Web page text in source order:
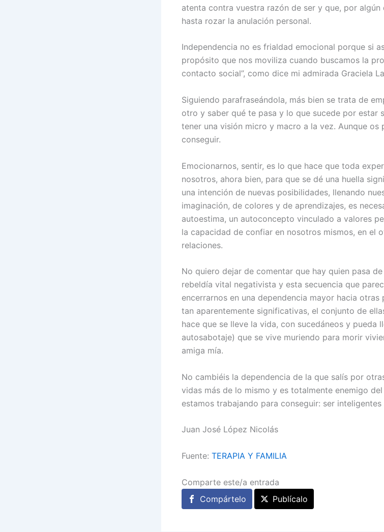
atenta contra vuestra razón de ser y que, por
hasta rozar la anulación personal.
Independencia no es frialdad emocional porque si
propósito que nos moviliza cuando buscamos la
contacto social”, como dice mi admirada Graciela
Siguiendo parafraseándola, más bien se trata de
otro y saber qué te pasa y lo que sucede por estar
tener una visión micro y macro a la vez. Aunque os
conseguir.
Emocionarnos, sentir, es lo que hace que toda
nosotros, ahora bien, para que se dé una huella
una intención de nuevas posibilidades, llenando
imaginación, de colores y de aprendizajes, es
autoestima, un autoconcepto vinculado a valores
la capacidad de confiar en nosotros mismos, en el
relaciones.
No quiero dejar de comentar que hay quien pasa
rebeldía vital negativista y esta secuencia que
encerrarnos en una dependencia mayor hacia otras
tan aparentemente significativas, el conjunto de
hace que se lleve la vida, con sucedáneos y pueda
autosabotaje) que se vive muriendo para morir
amiga mía.
No cambiéis la dependencia de la que salís por
vidas más de lo mismo y es totalmente enemigo
estamos trabajando para conseguir: ser inteligentes
Juan José López Nicolás
Fuente: TERAPIA Y FAMILIA
Comparte este/a entrada
Compártelo
Publícalo